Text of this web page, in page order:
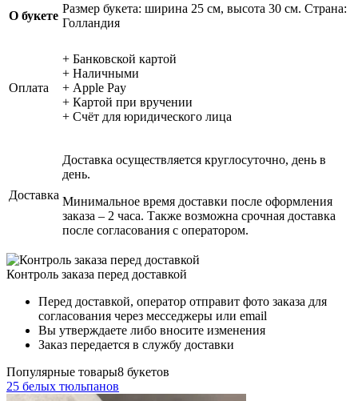
О букете
Размер букета: ширина 25 см, высота 30 см. Страна:
Голландия
Оплата
+ Банковской картой
+ Наличными
+ Apple Pay
+ Картой при вручении
+ Счёт для юридического лица
Доставка
Доставка осуществляется круглосуточно, день в
день.
Минимальное время доставки после оформления
заказа – 2 часа. Также возможна срочная доставка
после согласования с оператором.
Контроль заказа перед доставкой
Перед доставкой, оператор отправит фото заказа для
согласования через месседжеры или email
Вы утверждаете либо вносите изменения
Заказ передается в службу доставки
Популярные товары8 букетов
25 белых тюльпанов